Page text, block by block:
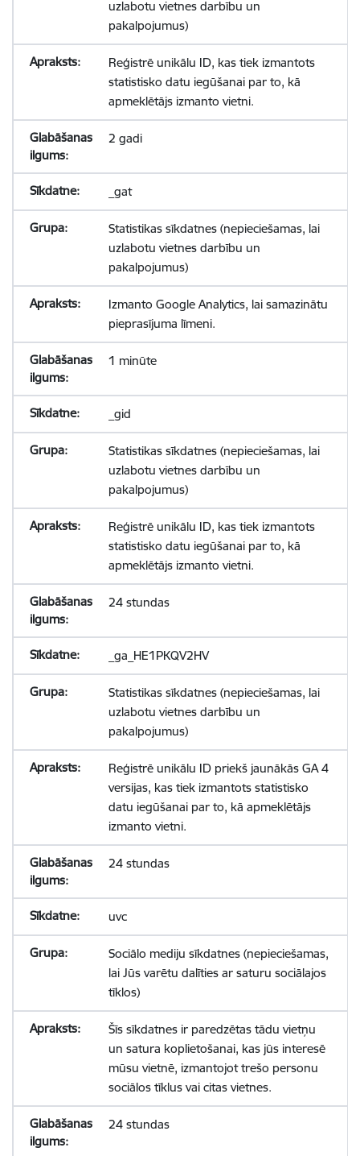
uzlabotu vietnes darbību un
pakalpojumus)
Reģistrē unikālu ID, kas tiek izmantots
statistisko datu iegūšanai par to, kā
apmeklētājs izmanto vietni.
2 gadi
_gat
Statistikas sīkdatnes (nepieciešamas, lai
uzlabotu vietnes darbību un
pakalpojumus)
Izmanto Google Analytics, lai samazinātu
pieprasījuma līmeni.
1 minūte
_gid
Statistikas sīkdatnes (nepieciešamas, lai
uzlabotu vietnes darbību un
pakalpojumus)
Reģistrē unikālu ID, kas tiek izmantots
statistisko datu iegūšanai par to, kā
apmeklētājs izmanto vietni.
24 stundas
_ga_HE1PKQV2HV
Statistikas sīkdatnes (nepieciešamas, lai
uzlabotu vietnes darbību un
pakalpojumus)
Reģistrē unikālu ID priekš jaunākās GA 4
versijas, kas tiek izmantots statistisko
datu iegūšanai par to, kā apmeklētājs
izmanto vietni.
24 stundas
uvc
Sociālo mediju sīkdatnes (nepieciešamas,
lai Jūs varētu dalīties ar saturu sociālajos
tīklos)
Šīs sīkdatnes ir paredzētas tādu vietņu
un satura koplietošanai, kas jūs interesē
mūsu vietnē, izmantojot trešo personu
sociālos tīklus vai citas vietnes.
24 stundas